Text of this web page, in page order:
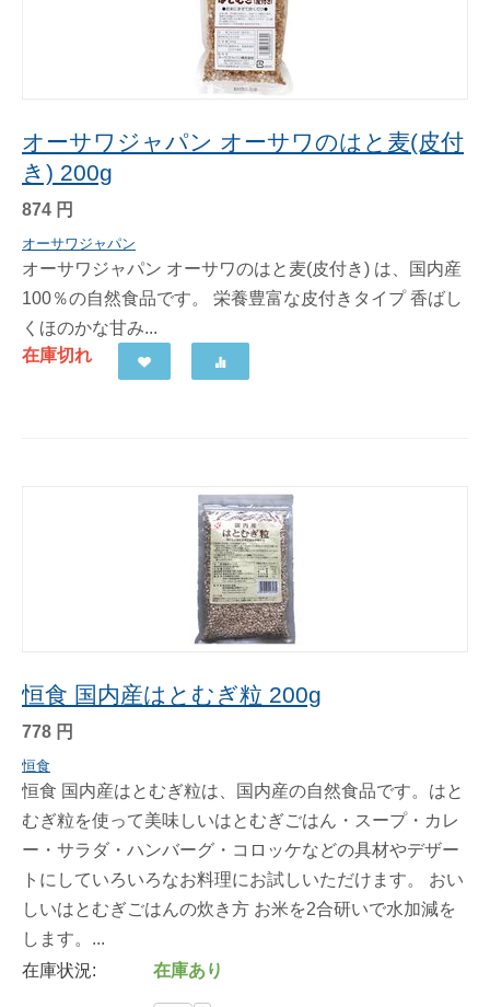
オーサワジャパン オーサワのはと麦(皮付
き) 200g
874 円
オーサワジャパン
オーサワジャパン オーサワのはと麦(皮付き) は、国内産
100％の自然食品です。 栄養豊富な皮付きタイプ 香ばし
くほのかな甘み...
在庫切れ
恒食 国内産はとむぎ粒 200g
778 円
恒食
恒食 国内産はとむぎ粒は、国内産の自然食品です。はと
むぎ粒を使って美味しいはとむぎごはん・スープ・カレ
ー・サラダ・ハンバーグ・コロッケなどの具材やデザー
トにしていろいろなお料理にお試しいただけます。 おい
しいはとむぎごはんの炊き方 お米を2合研いで水加減を
します。...
在庫状況:
在庫あり